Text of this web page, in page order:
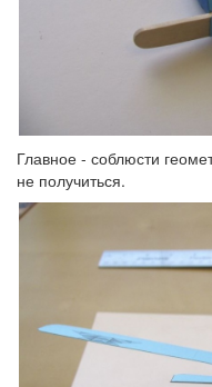
Главное - соблюсти
не получиться.